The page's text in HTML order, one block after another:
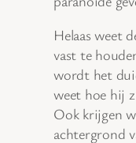
Helaas weet
vast te
wordt het
weet hoe hij
Ook krijgen
achtergrond